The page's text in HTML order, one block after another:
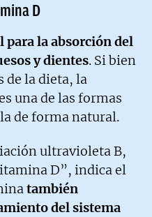
D
para la absorción del
y dientes. Si bien
de la dieta, la
una de las formas
de forma natural.
ultravioleta B,
D”, indica el
también
del sistema